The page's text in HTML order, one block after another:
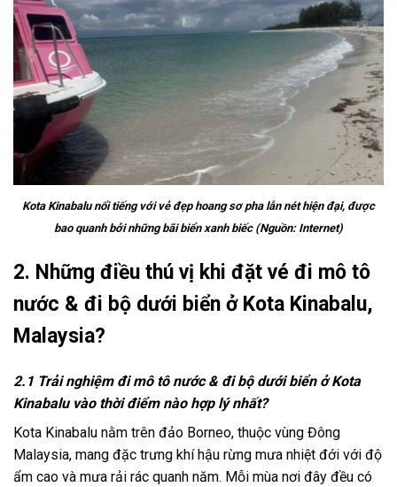
Kota Kinabalu nổi tiếng với vẻ đẹp hoang sơ pha lẫn nét hiện đại, được
bao quanh bởi những bãi biển xanh biếc (Nguồn: Internet)
2. Những điều thú vị khi đặt vé đi mô tô
nước & đi bộ dưới biển ở Kota Kinabalu,
Malaysia?
2.1 Trải nghiệm đi mô tô nước & đi bộ dưới biển ở Kota
Kinabalu vào thời điểm nào hợp lý nhất?
Kota Kinabalu nằm trên đảo Borneo, thuộc vùng Đông
Malaysia, mang đặc trưng khí hậu rừng mưa nhiệt đới với độ
ẩm cao và mưa rải rác quanh năm. Mỗi mùa nơi đây đều có